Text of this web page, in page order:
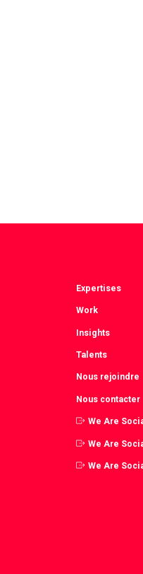
Expertises
Work
Insights
Talents
Nous rejoindre
Nous contacter
We Are
We Are
We Are